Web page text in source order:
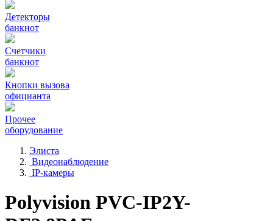
Детекторы
банкнот
Счетчики
банкнот
Кнопки вызова
официанта
Прочее
оборудование
Элиста
Видеонаблюдение
IP-камеры
Polyvision PVC-IP2Y-